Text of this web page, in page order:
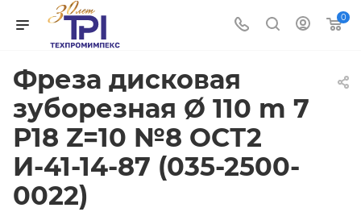
0
Фреза дисковая
зуборезная Ø 110 m 7
Р18 Z=10 №8 ОСТ2
И-41-14-87 (035-2500-
0022)